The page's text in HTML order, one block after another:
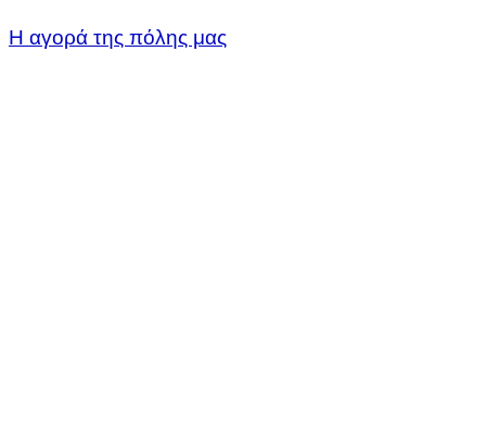
Η αγορά της πόλης μας